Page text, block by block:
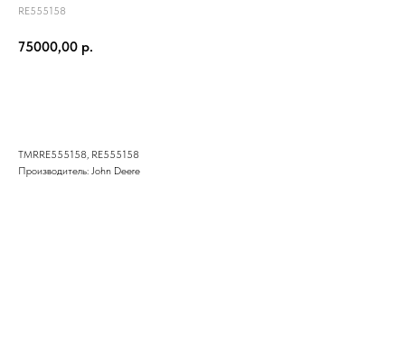
RE555158
75000,00 р.
TMRRE555158, RE555158
Производитель: John Deere